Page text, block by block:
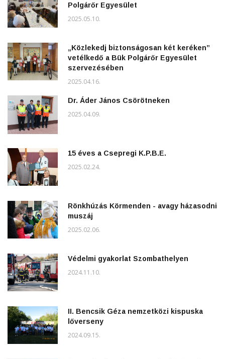
Polgárőr Egyesület
2025.05.10.
„Közlekedj biztonságosan két keréken”
vetélkedő a Bük Polgárőr Egyesület
szervezésében
2025.04.16.
Dr. Áder János Csörötneken
2025.04.09.
15 éves a Csepregi K.P.B.E.
2025.02.24.
Rönkhúzás Körmenden - avagy házasodni
muszáj
2025.02.06.
Védelmi gyakorlat Szombathelyen
2024.11.10.
II. Bencsik Géza nemzetközi kispuska
lőverseny
2024.09.15.